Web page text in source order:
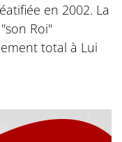
en 2002. La
Roi"
total à Lui